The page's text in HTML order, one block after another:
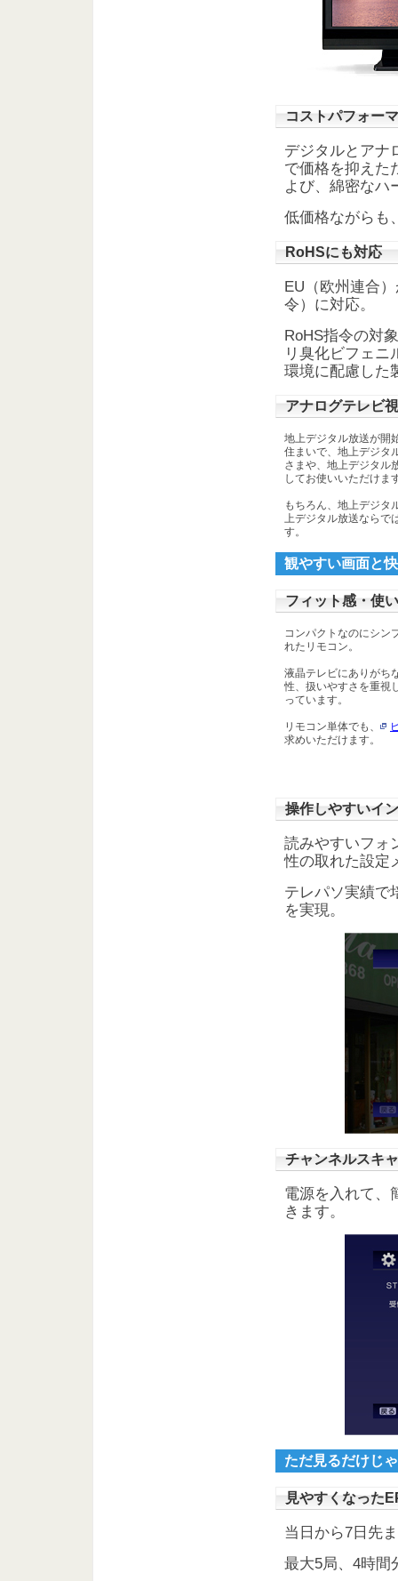
コストパフォー
デジタルとアナ
で価格を抑えた
よび、綿密なハ
低価格ながらも
RoHSにも対応
EU（欧州連合
令）に対応。
RoHS指令の対
リ臭化ビフェニ
環境に配慮した
アナログテレビ
地上デジタル放送が開
住まいで、地上デジタ
さまや、地上デジタル
してお使いいただけま
もちろん、地上デジタ
上デジタル放送ならで
す。
観やすい画面と
フィット感・使
コンパクトなのにシン
れたリモコン。
液晶テレビにありがち
性、扱いやすさを重視
っています。
リモコン単体でも、
求めいただけます。
操作しやすいイ
読みやすいフォ
性の取れた設定
テレパソ実績で
を実現。
チャンネルスキ
電源を入れて、
きます。
ただ見るだけじ
見やすくなった
当日から7日先
最大5局、4時間